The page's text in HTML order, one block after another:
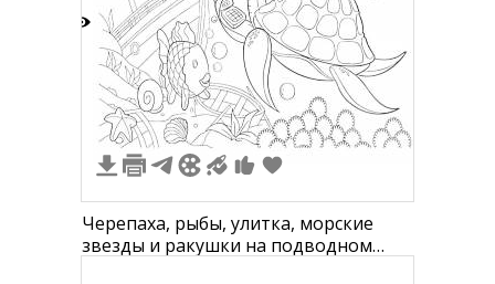
Черепаха, рыбы, улитка, морские
звезды и ракушки на подводном